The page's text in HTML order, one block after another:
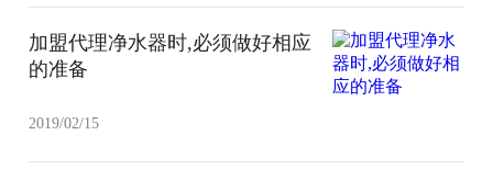
加盟代理净水器时,必须做好相应
的准备
2019/02/15